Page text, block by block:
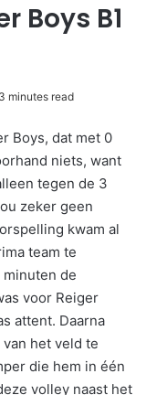
Boys B1
3 minutes read
Boys, dat met 0
niets, want
tegen de 3
zeker geen
kwam al
team te
de
voor Reiger
attent. Daarna
het veld te
die hem in één
volley naast het